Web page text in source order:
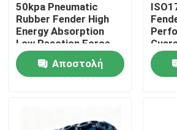
Σπίτι
50kpa Pneumatic
Rubber Fender High
Energy Absorption
Low Reaction Force
Durable Use
Αποστολή